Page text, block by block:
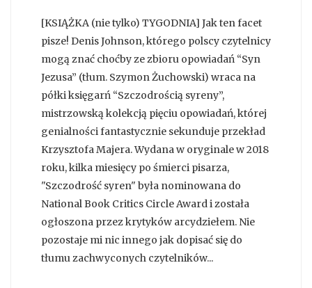
[KSIĄŻKA (nie tylko) TYGODNIA] Jak ten facet
pisze! Denis Johnson, którego polscy czytelnicy
mogą znać choćby ze zbioru opowiadań “Syn
Jezusa” (tłum. Szymon Żuchowski) wraca na
półki księgarń “Szczodrością syreny”,
mistrzowską kolekcją pięciu opowiadań, której
genialności fantastycznie sekunduje przekład
Krzysztofa Majera. Wydana w oryginale w 2018
roku, kilka miesięcy po śmierci pisarza,
"Szczodrość syren" była nominowana do
National Book Critics Circle Award i została
ogłoszona przez krytyków arcydziełem. Nie
pozostaje mi nic innego jak dopisać się do
tłumu zachwyconych czytelników...